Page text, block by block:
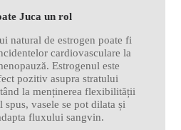
Juca un rol
natural de estrogen poate fi
cardiovasculare la
Estrogenul este
pozitiv asupra stratului
la menținerea flexibilității
spus, vasele se pot dilata și
fluxului sangvin.